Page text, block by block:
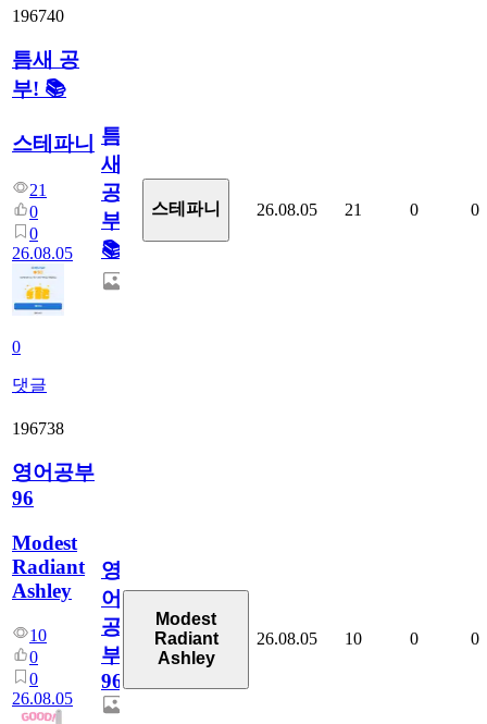
196740
틈새 공
부! 📚
스테파니
21
0
0
26.08.05
0
댓글
틈
새
공
부!
📚
스테파니 26.08.05 21 0 0
196738
영어공부
96
Modest
Radiant
Ashley
10
0
0
26.08.05
영
어
공
부
96
Modest
Radiant
Ashley
26.08.05 10 0 0